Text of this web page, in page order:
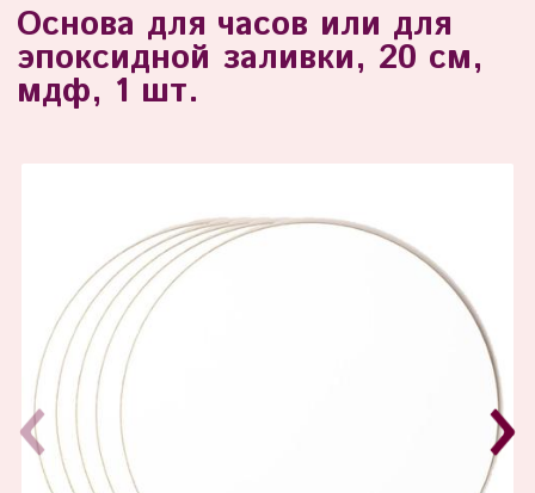
Основа для часов или для
эпоксидной заливки, 20 см,
мдф, 1 шт.